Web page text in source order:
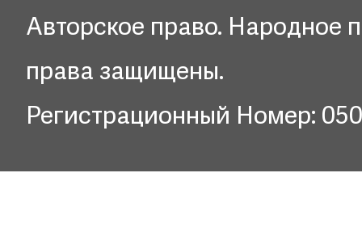
Авторское право. Народное
права защищены.
Регистрационный Номер: